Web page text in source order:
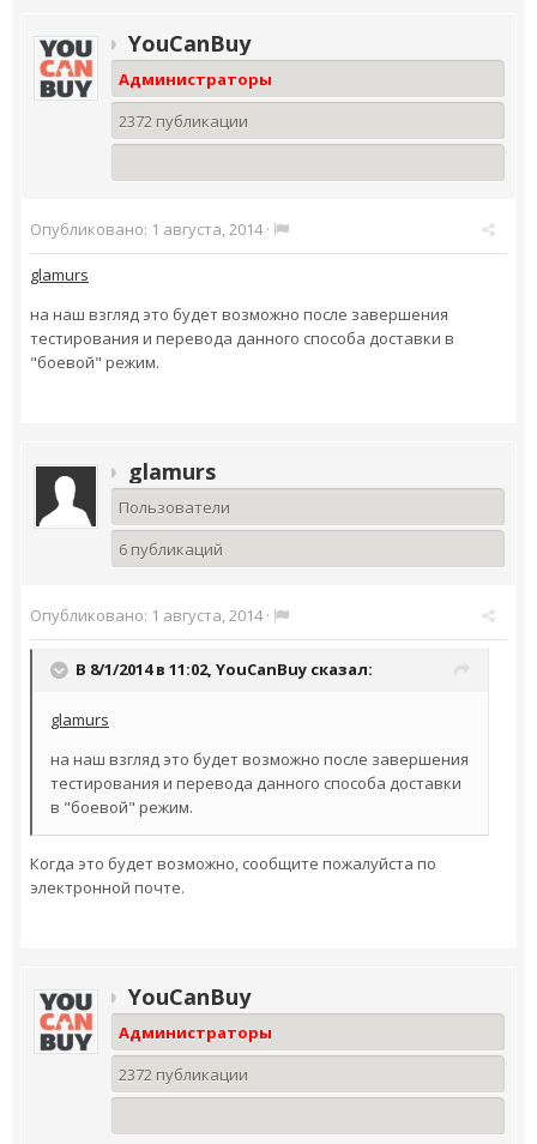
YouCanBuy
Администраторы
2372 публикации
Опубликовано: 1 августа, 2014·
glamurs
на наш взгляд это будет возможно после завершения
тестирования и перевода данного способа доставки в
"боевой" режим.
glamurs
Пользователи
6 публикаций
Опубликовано: 1 августа, 2014·
В 8/1/2014 в 11:02, YouCanBuy сказал:
glamurs
на наш взгляд это будет возможно после завершения
тестирования и перевода данного способа доставки
в "боевой" режим.
Когда это будет возможно, сообщите пожалуйста по
электронной почте.
YouCanBuy
Администраторы
2372 публикации